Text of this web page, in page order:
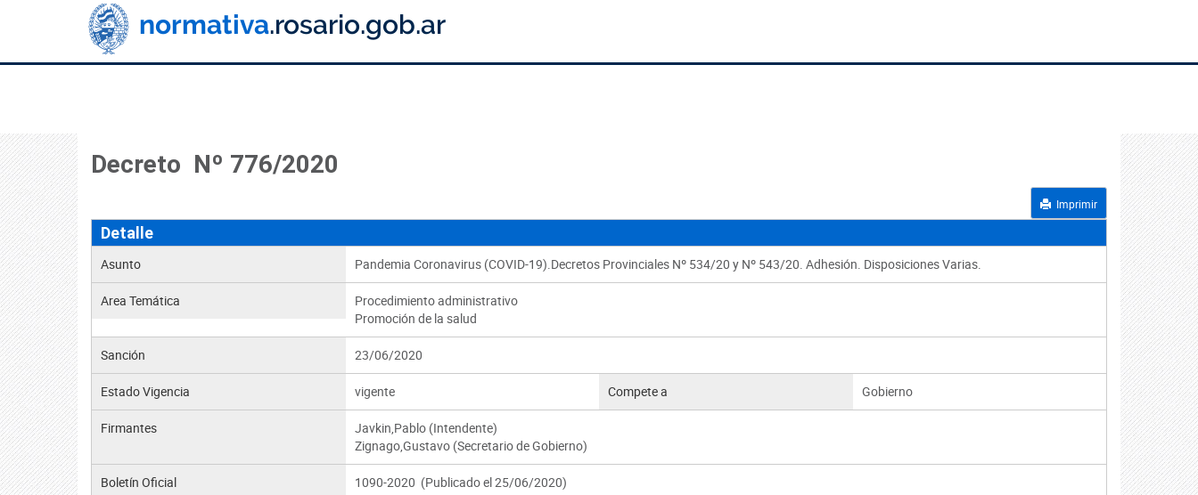
Decreto Nº 776/2020
Imprimir
Detalle
Asunto Pandemia Coronavirus (COVID-19).Decretos Provinciales Nº 534/20 y Nº 543/20. Adhesión. Disposiciones Varias.
Area Temática
Procedimiento administrativo
Promoción de la salud
Sanción 23/06/2020
Estado Vigencia vigente Compete a Gobierno
Firmantes
Javkin,Pablo (Intendente)
Zignago,Gustavo (Secretario de Gobierno)
Boletín Oficial 1090-2020 (Publicado el 25/06/2020)